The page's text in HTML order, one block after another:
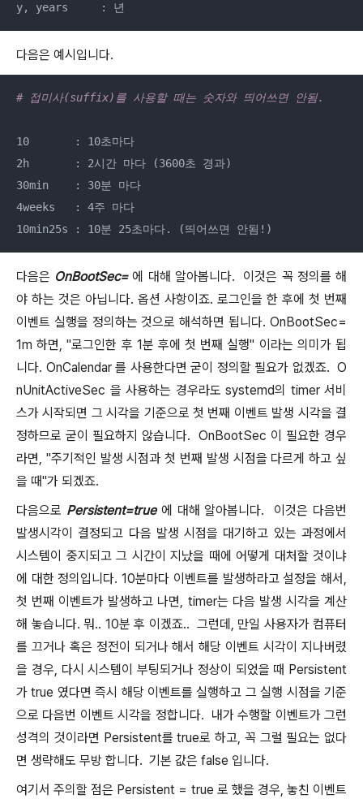
y, years     : 년
다음은 예시입니다.
# 접미사(suffix)를 사용할 때는 숫자와 띄어쓰면 안됨.
10       : 10초마다
2h       : 2시간 마다 (3600초 경과)
30min    : 30분 마다
4weeks   : 4주 마다
10min25s : 10분 25초마다. (띄어쓰면 안됨!)
다음은 OnBootSec= 에 대해 알아봅니다. 이것은 꼭 정의를 해
야 하는 것은 아닙니다. 옵션 사항이죠. 로그인을 한 후에 첫 번째
이벤트 실행을 정의하는 것으로 해석하면 됩니다. OnBootSec=
1m 하면, "로그인한 후 1분 후에 첫 번째 실행" 이라는 의미가 됩
니다. OnCalendar 를 사용한다면 굳이 정의할 필요가 없겠죠. O
nUnitActiveSec 을 사용하는 경우라도 systemd의 timer 서비
스가 시작되면 그 시각을 기준으로 첫 번째 이벤트 발생 시각을 결
정하므로 굳이 필요하지 않습니다. OnBootSec 이 필요한 경우
라면, "주기적인 발생 시점과 첫 번째 발생 시점을 다르게 하고 싶
을 때"가 되겠죠.
다음으로 Persistent=true에 대해 알아봅니다. 이것은 다음번
발생시각이 결정되고 다음 발생 시점을 대기하고 있는 과정에서
시스템이 중지되고 그 시간이 지났을 때에 어떻게 대처할 것이냐
에 대한 정의입니다. 10분마다 이벤트를 발생하라고 설정을 해서,
첫 번째 이벤트가 발생하고 나면, timer는 다음 발생 시각을 계산
해 놓습니다. 뭐.. 10분 후 이겠죠.. 그런데, 만일 사용자가 컴퓨터
를 끄거나 혹은 정전이 되거나 해서 해당 이벤트 시각이 지나버렸
을 경우, 다시 시스템이 부팅되거나 정상이 되었을 때 Persistent
가 true 였다면 즉시 해당 이벤트를 실행하고 그 실행 시점을 기준
으로 다음번 이벤트 시각을 정합니다. 내가 수행할 이벤트가 그런
성격의 것이라면 Persistent를 true로 하고, 꼭 그럴 필요는 없다
면 생략해도 무방 합니다. 기본 값은 false 입니다.
여기서 주의할 점은 Persistent = true 로 했을 경우, 놓친 이벤트